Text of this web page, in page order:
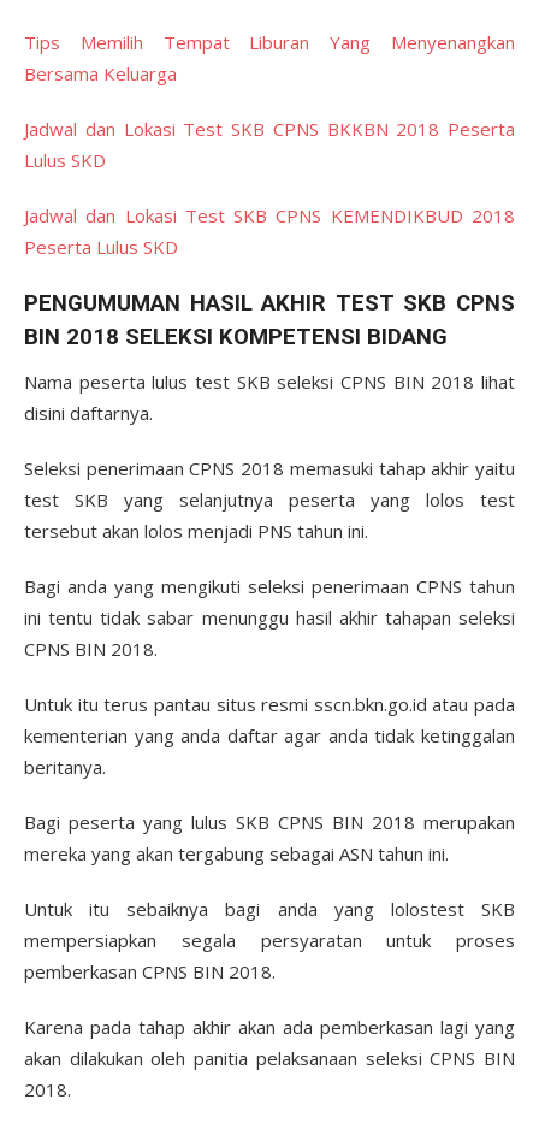
Tips Memilih Tempat Liburan Yang Menyenangkan
Bersama Keluarga
Jadwal dan Lokasi Test SKB CPNS BKKBN 2018 Peserta
Lulus SKD
Jadwal dan Lokasi Test SKB CPNS KEMENDIKBUD 2018
Peserta Lulus SKD
PENGUMUMAN HASIL AKHIR TEST SKB CPNS
BIN 2018 SELEKSI KOMPETENSI BIDANG
Nama peserta lulus test SKB seleksi CPNS BIN 2018 lihat
disini daftarnya.
Seleksi penerimaan CPNS 2018 memasuki tahap akhir yaitu
test SKB yang selanjutnya peserta yang lolos test
tersebut akan lolos menjadi PNS tahun ini.
Bagi anda yang mengikuti seleksi penerimaan CPNS tahun
ini tentu tidak sabar menunggu hasil akhir tahapan seleksi
CPNS BIN 2018.
Untuk itu terus pantau situs resmi sscn.bkn.go.id atau pada
kementerian yang anda daftar agar anda tidak ketinggalan
beritanya.
Bagi peserta yang lulus SKB CPNS BIN 2018 merupakan
mereka yang akan tergabung sebagai ASN tahun ini.
Untuk itu sebaiknya bagi anda yang lolostest SKB
mempersiapkan segala persyaratan untuk proses
pemberkasan CPNS BIN 2018.
Karena pada tahap akhir akan ada pemberkasan lagi yang
akan dilakukan oleh panitia pelaksanaan seleksi CPNS BIN
2018.